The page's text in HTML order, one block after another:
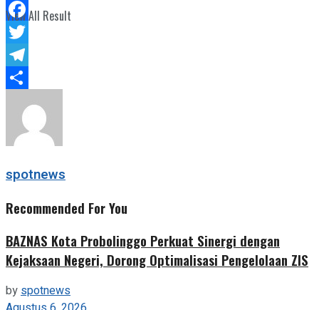
View All Result
WhatsApp
Facebook
Twitter
Telegram
Share
spotnews
Recommended For You
BAZNAS Kota Probolinggo Perkuat Sinergi dengan
Kejaksaan Negeri, Dorong Optimalisasi Pengelolaan ZIS
byspotnews